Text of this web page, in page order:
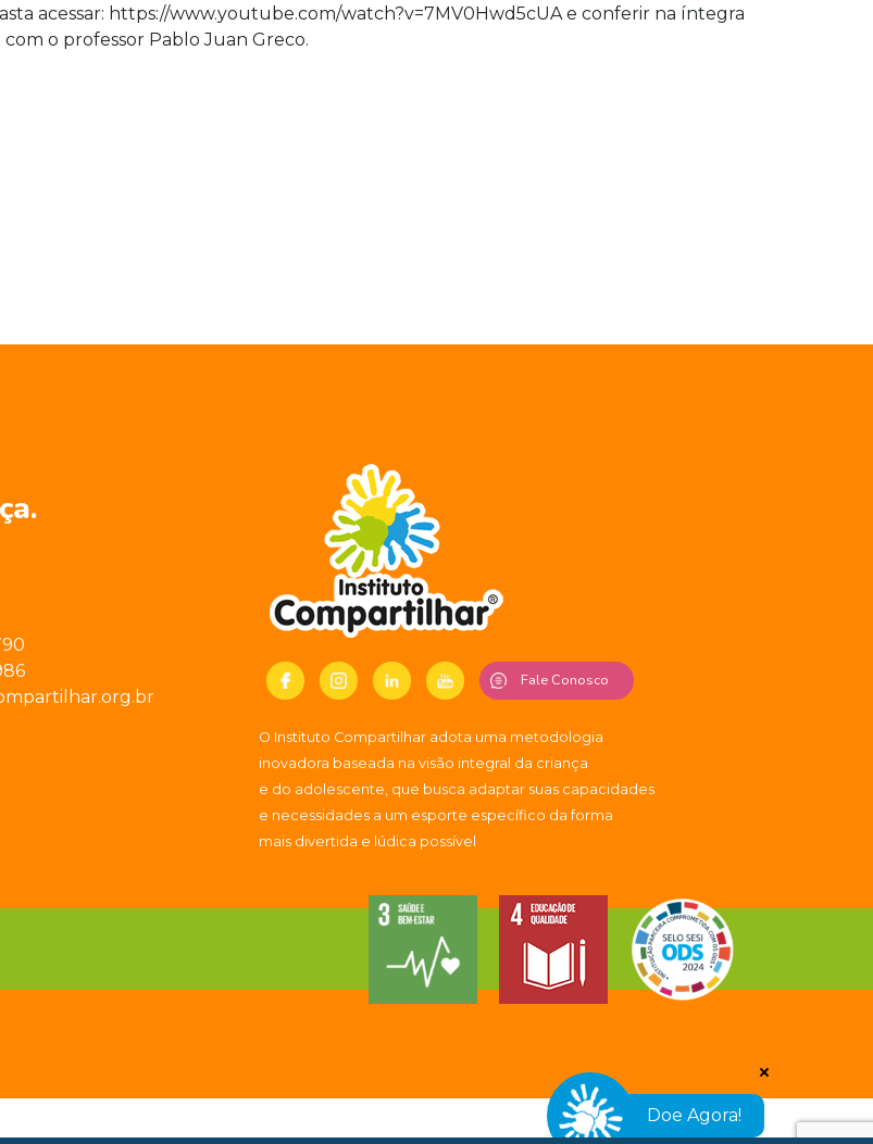
acessar: https://www.youtube.com/watch?v=7MV0Hwd5cUAe conferir na íntegra
o professor Pablo Juan Greco.
Fale Conosco
O Instituto Compartilhar adota uma metodologia
inovadora baseada na visão integral da criança
e do adolescente, que busca adaptar suas capacidades
e necessidades a um esporte específico da forma
mais divertida e lúdica possível
Doe Agora!